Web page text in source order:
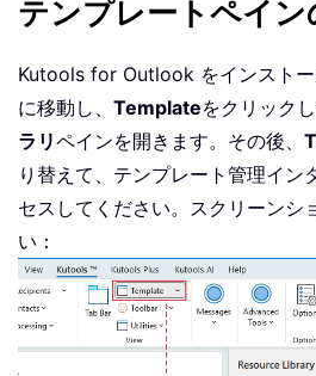
テンプレートペイン
Kutools for Outlook をインストー
に移動し、 Templateをクリック
ラリペインを開きます。その後、
り替えて、テンプレート管理イン
セスしてください。スクリーンシ
い：